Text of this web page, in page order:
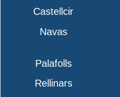
Castellcir
Navas
Palafolls
Rellinars